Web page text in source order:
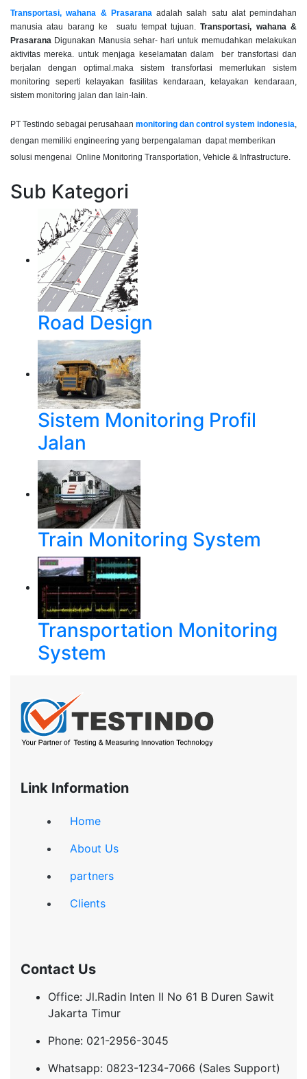
Transportasi, wahana & Prasarana adalah salah satu alat pemindahan
manusia atau barang ke suatu tempat tujuan.Transportasi, wahana &
Prasarana Digunakan Manusia sehar- hari untuk memudahkan melakukan
aktivitas mereka. untuk menjaga keselamatan dalam ber transfortasi dan
berjalan dengan optimal.maka sistem transfortasi memerlukan sistem
monitoring seperti kelayakan fasilitas kendaraan, kelayakan kendaraan,
sistem monitoring jalan dan lain-lain.
PT Testindo sebagai perusahaan monitoring dan control system indonesia,
dengan memiliki engineering yang berpengalaman dapat memberikan
solusi mengenai Online Monitoring Transportation, Vehicle & Infrastructure.
Sub Kategori
Road Design
Sistem Monitoring Profil
Jalan
Train Monitoring System
Transportation Monitoring
System
Link Information
Home
About Us
partners
Clients
Contact Us
Office: Jl.Radin Inten II No 61 B Duren Sawit
Jakarta Timur
Phone: 021-2956-3045
Whatsapp: 0823-1234-7066 (Sales Support)